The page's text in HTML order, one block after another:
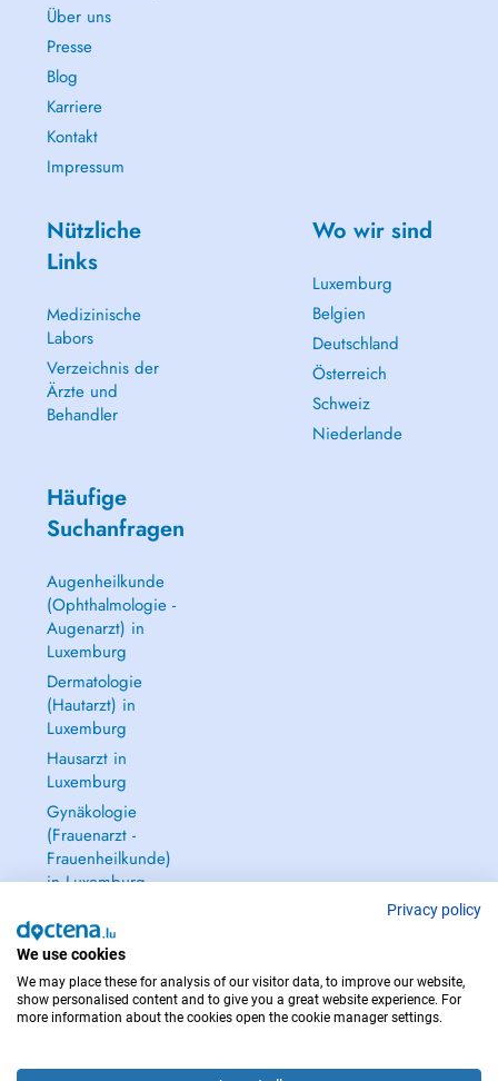
Über uns
Presse
Blog
Karriere
Kontakt
Impressum
Nützliche
Links
Medizinische
Labors
Verzeichnis der
Ärzte und
Behandler
Wo wir sind
Luxemburg
Belgien
Deutschland
Österreich
Schweiz
Niederlande
Häufige
Suchanfragen
Augenheilkunde
(Ophthalmologie -
Augenarzt) in
Luxemburg
Dermatologie
(Hautarzt) in
Luxemburg
Hausarzt in
Luxemburg
Gynäkologie
(Frauenarzt -
Frauenheilkunde)
in Luxemburg
IM NOTFALL WENDEN SIE SICH AN : 112
Privacy policy
We use cookies
We may place these for analysis of our visitor data, to improve our website,
show personalised content and to give you a great website experience. For
more information about the cookies open the cookie manager settings.